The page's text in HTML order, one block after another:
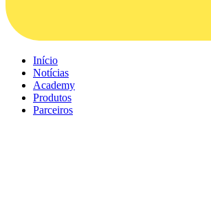
Início
Notícias
Academy
Produtos
Parceiros